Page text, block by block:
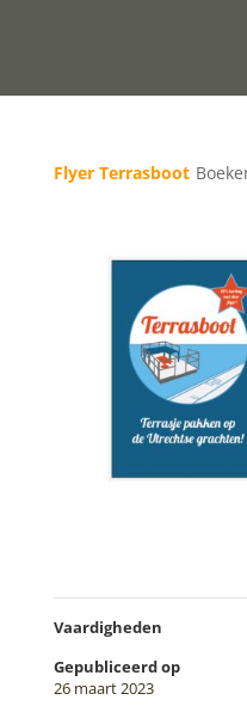
Flyer Terrasboot
Vaardigheden
Gepubliceerd op
26 maart 2023